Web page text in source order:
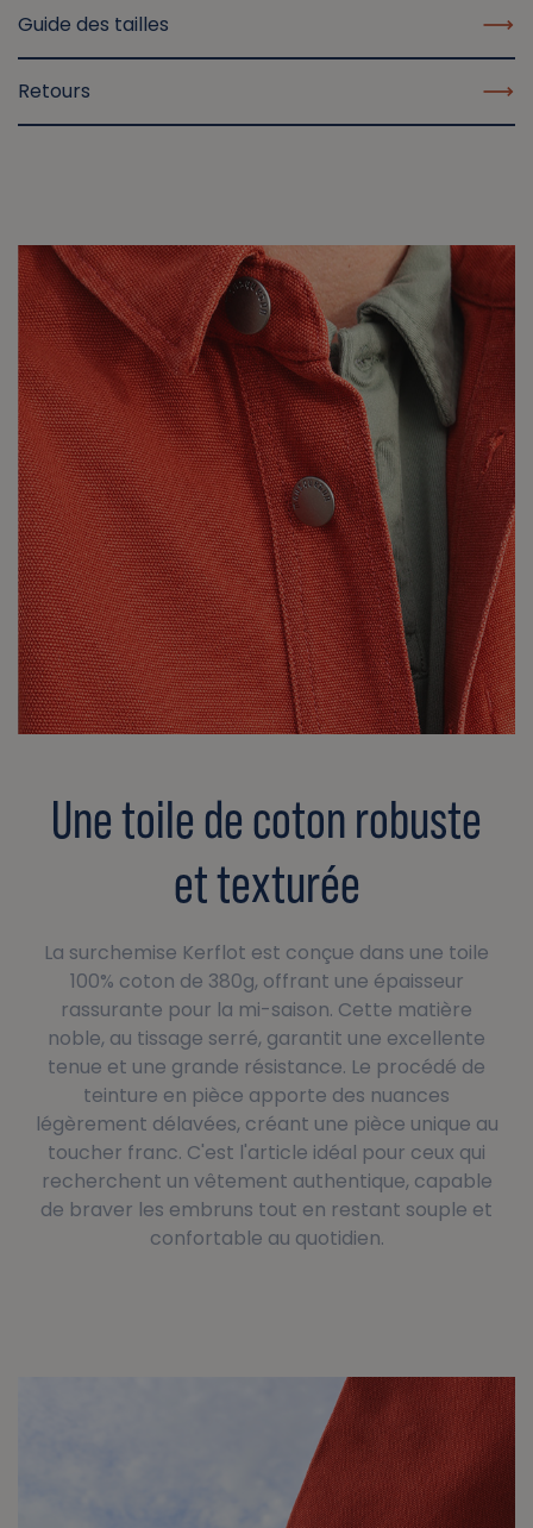
Guide des tailles
Retours
Une toile de coton robuste
et texturée
La surchemise Kerflot est conçue dans une toile
100% coton de 380g, offrant une épaisseur
rassurante pour la mi-saison. Cette matière
noble, au tissage serré, garantit une excellente
tenue et une grande résistance. Le procédé de
teinture en pièce apporte des nuances
légèrement délavées, créant une pièce unique au
toucher franc. C'est l'article idéal pour ceux qui
recherchent un vêtement authentique, capable
de braver les embruns tout en restant souple et
confortable au quotidien.